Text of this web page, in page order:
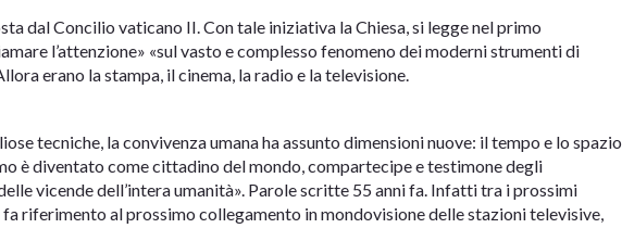
dal Concilio vaticano II. Con tale iniziativa la Chiesa, si legge nel primo
l’attenzione» «sul vasto e complesso fenomeno dei moderni strumenti di
erano la stampa, il cinema, la radio e la televisione.
tecniche, la convivenza umana ha assunto dimensioni nuove: il tempo e lo spazio
è diventato come cittadino del mondo, compartecipe e testimone degli
vicende dell’intera umanità». Parole scritte 55 anni fa. Infatti tra i prossimi
riferimento al prossimo collegamento in mondovisione delle stazioni televisive,